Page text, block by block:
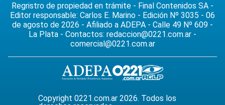
Regristro de propiedad en trámite - Final Contenidos SA -
Editor responsable: Carlos E. Marino - Edición Nº 3035 - 06
de agosto de 2026 - Afiliado a ADEPA - Calle 49 Nº 609 -
La Plata - Contactos: redaccion@0221.com.ar -
comercial@0221.com.ar
Copyright 0221.com.ar 2026. Todos los